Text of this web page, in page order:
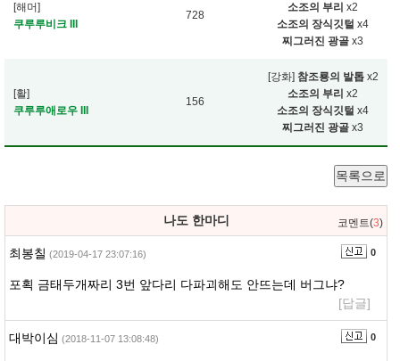
[해머]
쿠루루비크 III
728
소조의 부리 x2
소조의 장식깃털 x4
찌그러진 광골 x3
[활]
쿠루루애로우 III
156
[강화] 참조룡의 발톱x2
소조의 부리 x2
소조의 장식깃털 x4
찌그러진 광골 x3
목록으로
나도 한마디 코멘트(3)
최봉칠 (2019-04-17 23:07:16) 0
포획 금태두개짜리 3번 앞다리 다파괴해도 안뜨는데 버그냐?
[답글]
대박이심 (2018-11-07 13:08:48) 0